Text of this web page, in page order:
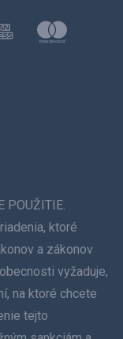
POUŽITIE.
ktoré
a zákonov
vyžaduje,
na ktoré chcete
tejto